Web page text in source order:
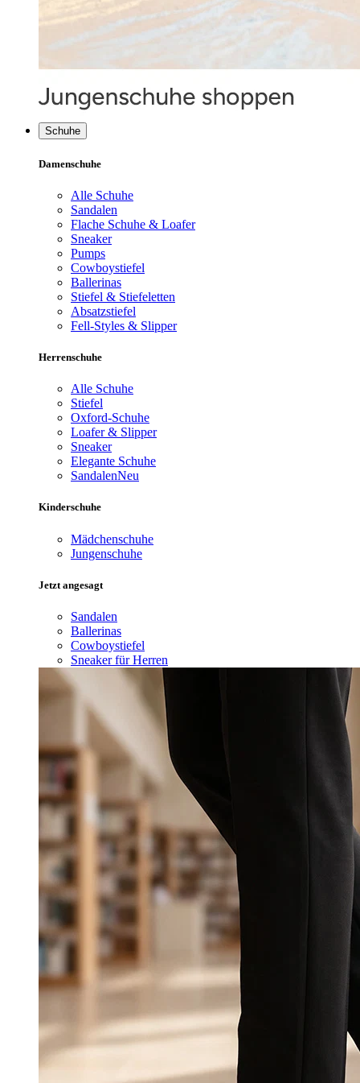
Schuhe
Damenschuhe
Alle Schuhe
Sandalen
Flache Schuhe & Loafer
Sneaker
Pumps
Cowboystiefel
Ballerinas
Stiefel & Stiefeletten
Absatzstiefel
Fell-Styles & Slipper
Herrenschuhe
Alle Schuhe
Stiefel
Oxford-Schuhe
Loafer & Slipper
Sneaker
Elegante Schuhe
SandalenNeu
Kinderschuhe
Mädchenschuhe
Jungenschuhe
Jetzt angesagt
Sandalen
Ballerinas
Cowboystiefel
Sneaker für Herren